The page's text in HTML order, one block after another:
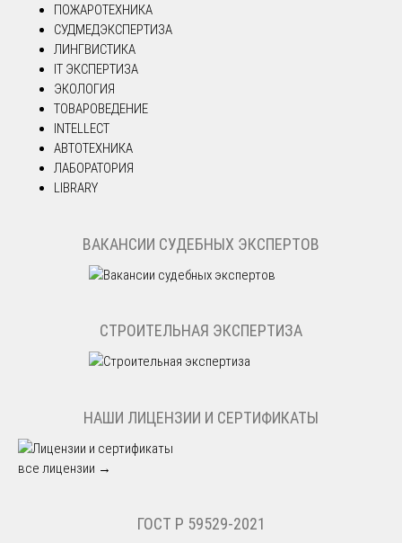
ПОЖАРОТЕХНИКА
СУДМЕДЭКСПЕРТИЗА
ЛИНГВИСТИКА
IT ЭКСПЕРТИЗА
ЭКОЛОГИЯ
ТОВАРОВЕДЕНИЕ
INTELLECT
АВТОТЕХНИКА
ЛАБОРАТОРИЯ
LIBRARY
ВАКАНСИИ СУДЕБНЫХ ЭКСПЕРТОВ
СТРОИТЕЛЬНАЯ ЭКСПЕРТИЗА
НАШИ ЛИЦЕНЗИИ И СЕРТИФИКАТЫ
все лицензии →
ГОСТ Р 59529-2021